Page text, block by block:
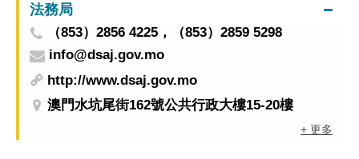
法務局
（853）2856 4225，（853）2859 5298
info@dsaj.gov.mo
http://www.dsaj.gov.mo
澳門水坑尾街162號公共行政大樓15-20樓
+ 更多